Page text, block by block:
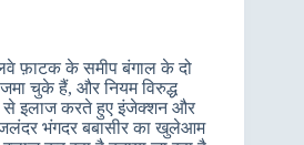
फ़ाटक के समीप बंगाल के दो
चुके हैं, और नियम विरुद्ध
से इलाज करते हुए इंजेक्शन और
भंगदर बबासीर का खुलेआम